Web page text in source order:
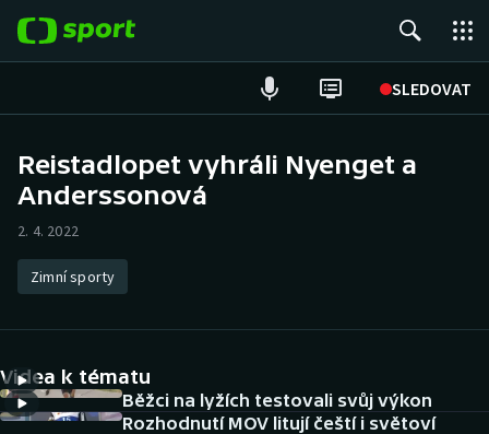
SLEDOVAT
Hokej
Atletika
DALŠÍ SPORTY
Reistadlopet vyhráli Nyenget a
Anderssonová
2. 4. 2022
Zimní sporty
Videa k tématu
Běžci na lyžích testovali svůj výkon
Rozhodnutí MOV litují čeští i světoví